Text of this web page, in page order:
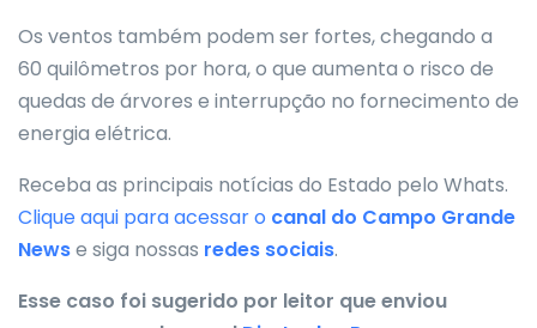
Os ventos também podem ser fortes, chegando a
60 quilômetros por hora, o que aumenta o risco de
quedas de árvores e interrupção no fornecimento de
energia elétrica.
Receba as principais notícias do Estado pelo Whats.
Clique aqui para acessar o canal do Campo Grande
Newse siga nossas redes sociais.
Esse caso foi sugerido por leitor que enviou